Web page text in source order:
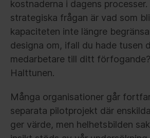
kostnaderna i dagens processer.
strategiska frågan är vad som
kapaciteten inte längre
designa om, ifall du hade tusen
medarbetare till ditt
Halttunen.
Många organisationer går
separata pilotprojekt där
ger värde, men helhetsbilden